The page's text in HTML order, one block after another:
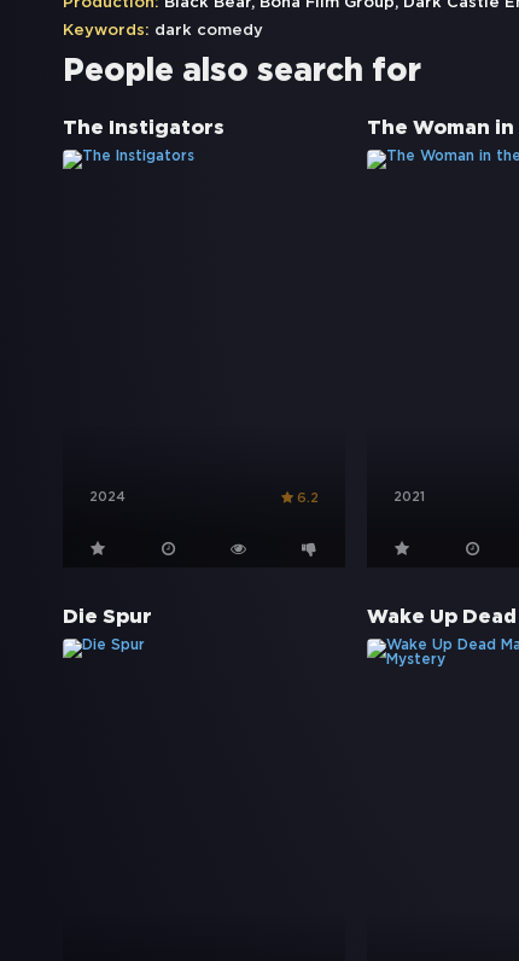
Production: Black Bear, Bona Film Group, Dark Castle
Keywords: dark comedy
People also search for
The Instigators
2024 6.2
The Woman
2021
Die Spur